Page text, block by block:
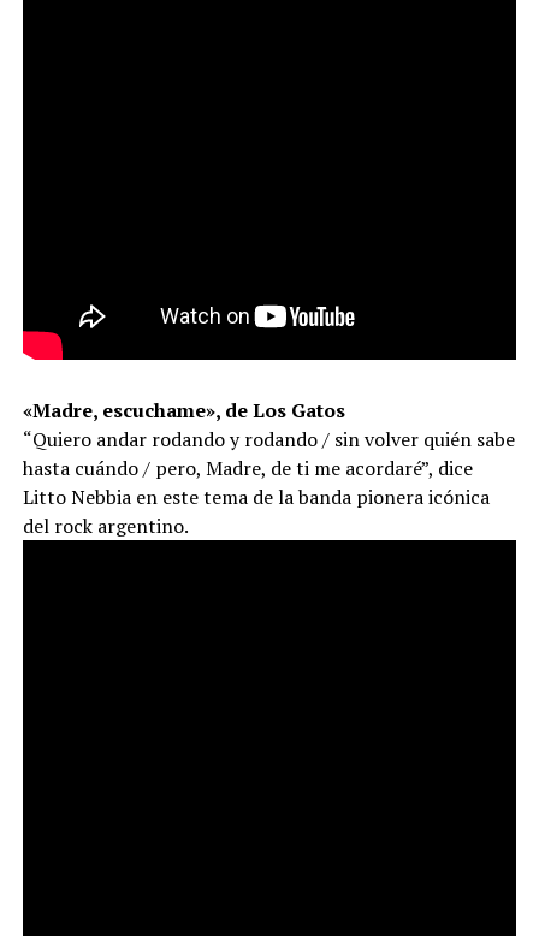
«Madre, escuchame», de Los Gatos
“Quiero andar rodando y rodando / sin volver quién sabe
hasta cuándo / pero, Madre, de ti me acordaré”, dice
Litto Nebbia en este tema de la banda pionera icónica
del rock argentino.